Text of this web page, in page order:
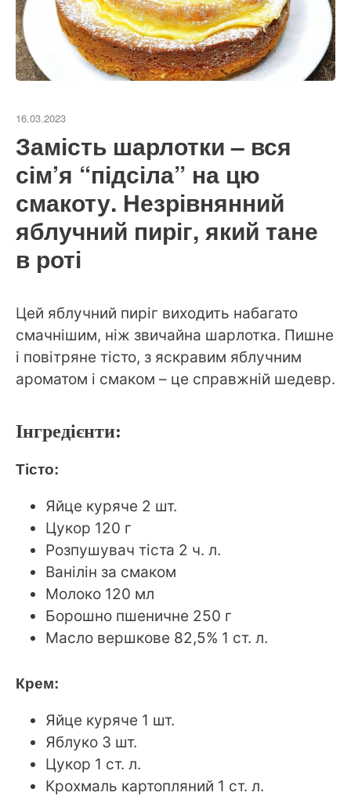
16.03.2023
Замість шарлотки – вся
сім’я “підсіла” на цю
смакоту. Незрівнянний
яблучний пиріг, який тане
в роті
Цей яблучний пиріг виходить набагато
смачнішим, ніж звичайна шарлотка. Пишне
і повітряне тісто, з яскравим яблучним
ароматом і смаком – це справжній шедевр.
Інгредієнти:
Тісто:
Яйце куряче 2 шт.
Цукор 120 г
Розпушувач тіста 2 ч. л.
Ванілін за смаком
Молоко 120 мл
Борошно пшеничне 250 г
Масло вершкове 82,5% 1 ст. л.
Крем:
Яйце куряче 1 шт.
Яблуко 3 шт.
Цукор 1 ст. л.
Крохмаль картопляний 1 ст. л.